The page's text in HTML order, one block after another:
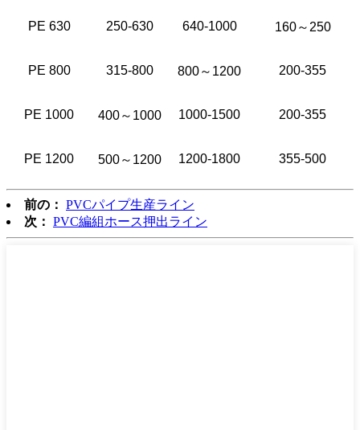
PE 630 250-630 640-1000 160～250
PE 800 315-800 800～1200 200-355
PE 1000 400～1000 1000-1500 200-355
PE 1200 500～1200 1200-1800 355-500
前の： PVCパイプ生産ライン
次： PVC編組ホース押出ライン